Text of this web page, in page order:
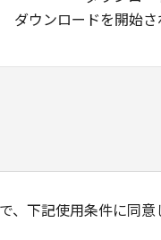
ダウンロードを開始
、下記使用条件に同